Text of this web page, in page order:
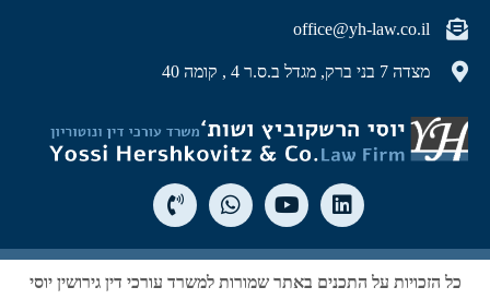
office@yh-law.co.il
מצדה 7 בני ברק, מגדל ב.ס.ר 4 , קומה 40
כל הזכויות על התכנים באתר שמורות למשרד עורכי דין גירושין יוסי